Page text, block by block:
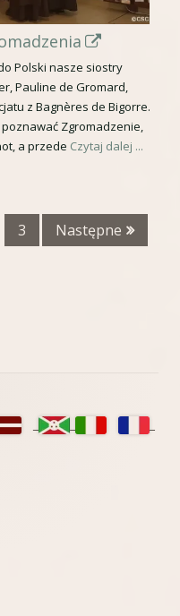
s
ę
w
n
y
m
t
r
o
n
t
i
Polski nasze siostry
Pauline de Gromard,
z Bagnères de Bigorre.
Zgromadzenie,
a przede Czytaj dalej ...
3 Następne